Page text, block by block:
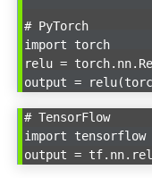
# PyTorch
import torch
relu =
output =
# TensorFlow
import
output =